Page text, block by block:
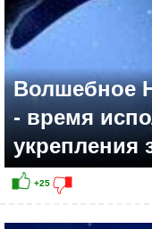
Волшебное
- время
укрепления